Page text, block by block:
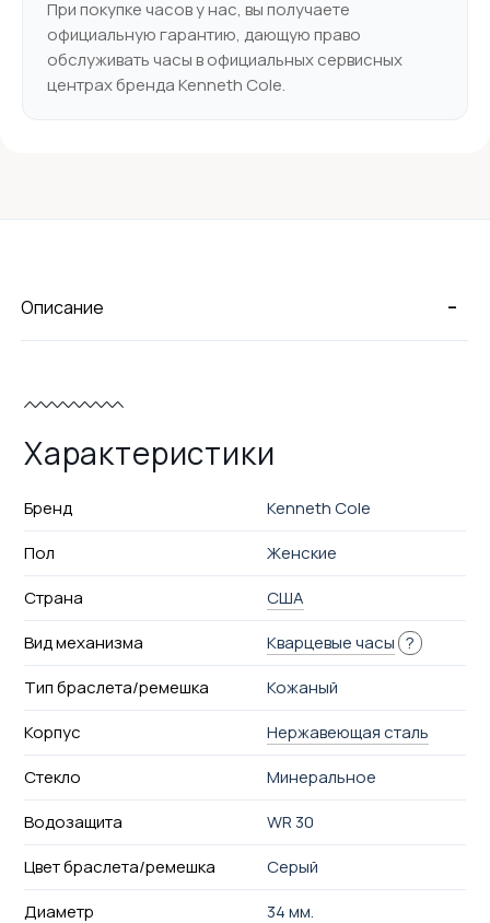
При покупке часов у нас, вы получаете
официальную гарантию, дающую право
обслуживать часы в официальных сервисных
центрах бренда Kenneth Cole.
-
Описание
Характеристики
Бренд
Kenneth Cole
Пол
Женские
Страна
США
Вид механизма
Кварцевые часы ?
Тип браслета/ремешка
Кожаный
Корпус
Нержавеющая сталь
Стекло
Минеральное
Водозащита
WR 30
Цвет браслета/ремешка
Серый
Диаметр
34 мм.